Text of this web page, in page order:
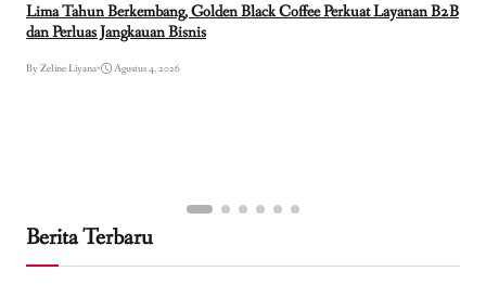
Lima Tahun Berkembang, Golden Black Coffee Perkuat Layanan B2B
dan Perluas Jangkauan Bisnis
By Zeline Liyana• Agustus 4, 2026
Berita Terbaru